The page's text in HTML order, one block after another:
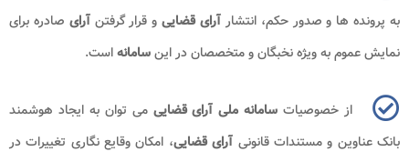
به پرونده ها و صدور حکم، انتشار آرای قضایی و قرار گرفتنآرای صادره برای
نمایش عموم به ویژه نخبگان و متخصصان در اینسامانهاست.
از خصوصیات سامانه ملی آرای قضایی می توان به ایجاد هوشمند
بانک عناوین و مستندات قانونی آرای قضایی، امکان وقایع نگاری تغییرات در